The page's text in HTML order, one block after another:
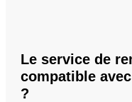
Le service de
compatible
?